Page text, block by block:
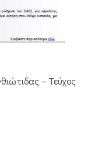
– Τεύχος